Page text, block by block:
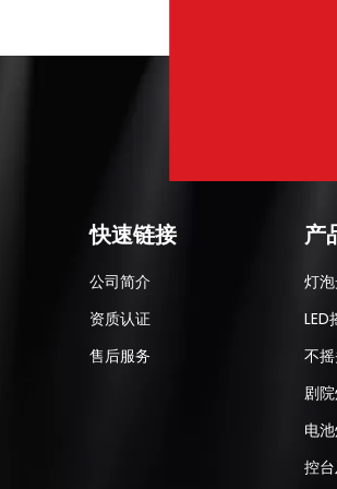
快速链接
公司简介
资质认证
售后服务
产
灯
LED
不
剧
电
控